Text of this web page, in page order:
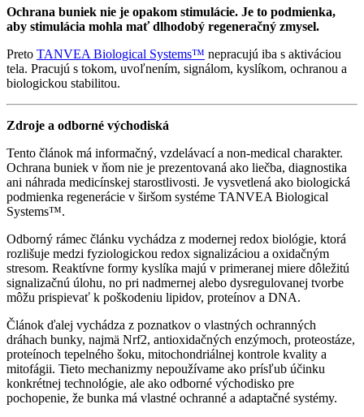
Ochrana buniek nie je opakom stimulácie. Je to podmienka,
aby stimulácia mohla mať dlhodobý regeneračný zmysel.
Preto TANVEA Biological Systems™ nepracujú iba s aktiváciou
tela. Pracujú s tokom, uvoľnením, signálom, kyslíkom, ochranou a
biologickou stabilitou.
Zdroje a odborné východiská
Tento článok má informačný, vzdelávací a non-medical charakter.
Ochrana buniek v ňom nie je prezentovaná ako liečba, diagnostika
ani náhrada medicínskej starostlivosti. Je vysvetlená ako biologická
podmienka regenerácie v širšom systéme TANVEA Biological
Systems™.
Odborný rámec článku vychádza z modernej redox biológie, ktorá
rozlišuje medzi fyziologickou redox signalizáciou a oxidačným
stresom. Reaktívne formy kyslíka majú v primeranej miere dôležitú
signalizačnú úlohu, no pri nadmernej alebo dysregulovanej tvorbe
môžu prispievať k poškodeniu lipidov, proteínov a DNA.
Článok ďalej vychádza z poznatkov o vlastných ochranných
dráhach bunky, najmä Nrf2, antioxidačných enzýmoch, proteostáze,
proteínoch tepelného šoku, mitochondriálnej kontrole kvality a
mitofágii. Tieto mechanizmy nepoužívame ako prísľub účinku
konkrétnej technológie, ale ako odborné východisko pre
pochopenie, že bunka má vlastné ochranné a adaptačné systémy.